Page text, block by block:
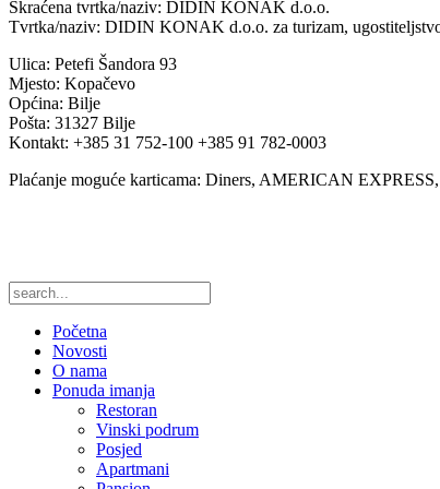
Skraćena tvrtka/naziv: DIDIN KONAK d.o.o.
Tvrtka/naziv: DIDIN KONAK d.o.o. za turizam,
Ulica: Petefi Šandora 93
Mjesto: Kopačevo
Općina: Bilje
Pošta: 31327 Bilje
Kontakt: +385 31 752-100 +385 91 782-0003
Plaćanje moguće karticama: Diners, AMERICAN
Početna
Novosti
O nama
Ponuda imanja
Restoran
Vinski podrum
Posjed
Apartmani